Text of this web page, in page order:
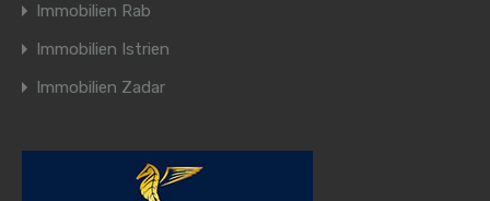
Immobilien Rab
Immobilien Istrien
Immobilien Zadar